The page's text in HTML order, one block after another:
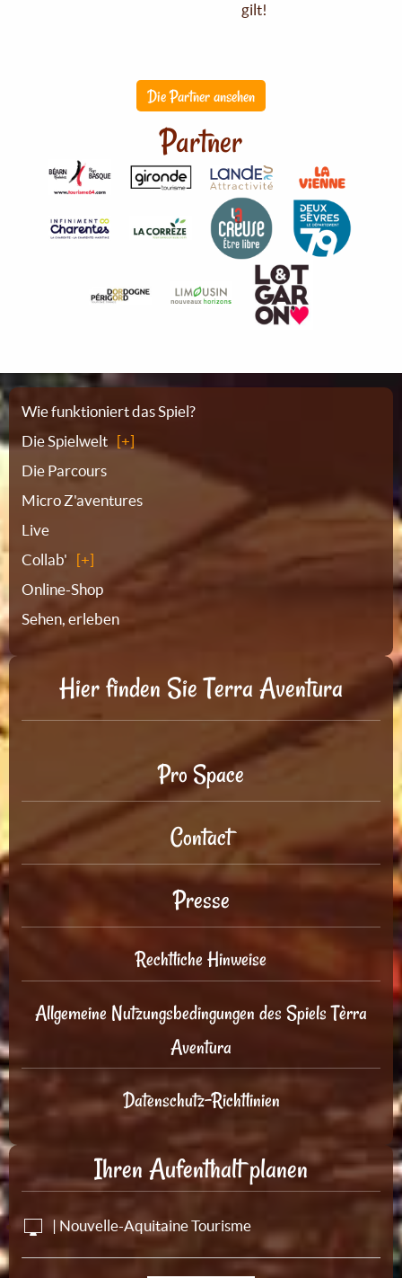
gilt!
Die Partner ansehen
Partner
Sitemap
Wie funktioniert das Spiel?
Die Spielwelt
Die Parcours
Micro Z'aventures
Live
Collab'
Online-Shop
Sehen, erleben
Hier finden Sie Terra Aventura
Pro Space
Contact
Presse
Rechtliche Hinweise
Allgemeine Nutzungsbedingungen des Spiels Tèrra
Aventura
Datenschutz-Richtlinien
Ihren Aufenthalt planen
| Nouvelle-Aquitaine Tourisme